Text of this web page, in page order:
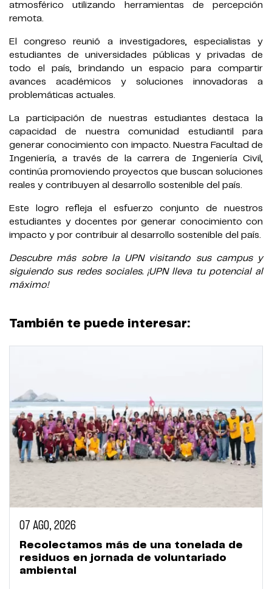
atmosférico utilizando herramientas de percepción
remota.
El congreso reunió a investigadores, especialistas y
estudiantes de universidades públicas y privadas de
todo el país, brindando un espacio para compartir
avances académicos y soluciones innovadoras a
problemáticas actuales.
La participación de nuestras estudiantes destaca la
capacidad de nuestra comunidad estudiantil para
generar conocimiento con impacto. Nuestra Facultad de
Ingeniería, a través de la carrera de Ingeniería Civil,
continúa promoviendo proyectos que buscan soluciones
reales y contribuyen al desarrollo sostenible del país.
Este logro refleja el esfuerzo conjunto de nuestros
estudiantes y docentes por generar conocimiento con
impacto y por contribuir al desarrollo sostenible del país.
Descubre más sobre la UPN visitando sus campus y
siguiendo sus redes sociales. ¡UPN lleva tu potencial al
máximo!
También te puede interesar:
07 AGO, 2026
Recolectamos más de una tonelada de
residuos en jornada de voluntariado
ambiental